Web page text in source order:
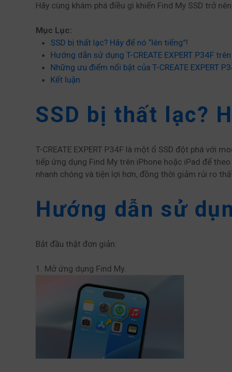
Hãy cùng khám phá điều gì khiến Find My SSD trở
Mục Lục:
SSD bị thất lạc? Hãy để nó “lên tiếng”!
Hướng dẫn sử dụng T-CREATE EXPERT P34F
Những ưu điểm nổi bật của T-CREATE EXPERT
Kết luận
SSD bị thất lạc?
T-CREATE EXPERT P34F là một ổ SSD đột phá với
tiếp ứng dụng Find My trên iPhone hoặc iPad để
nhanh chóng và tiện lợi hơn, đồng thời giảm rủi ro
Hướng dẫn sử
Bắt đầu thật đơn giản:
1. Mở ứng dụng Find My.